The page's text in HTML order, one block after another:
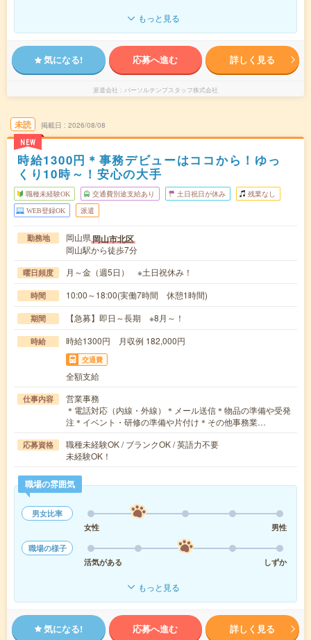
もっと見る
気になる! 応募へ進む 詳しく見る
派遣会社 パーソルテンプスタッフ株式会社
未読
NEW
掲載日 2026/08/08
時給1300円＊事務デビューはココから！ゆっ
くり10時～！安心の大手
職種未経験OK 交通費別途支給あり 土日祝日が休み 残業なし
WEB登録OK 派遣
勤務地 岡山県岡山市北区
岡山駅から徒歩7分
曜日頻度 月～金（週5日） ※土日祝休み！
時間 10:00～18:00(実働7時間 休憩1時間)
期間 【急募】即日～長期 ※8月～！
時給 時給1300円 月収例 182,000円
交通費
全額支給
仕事内容
営業事務
＊電話対応（内線・外線）＊メール送信＊物品の準備や受発
注＊イベント・研修の準備や片付け＊その他事務業…
応募資格
職種未経験OK / ブランクOK / 英語力不要
未経験OK！
職場の雰囲気
男女比率
女性
男性
職場の様子
活気がある
しずか
もっと見る
気になる! 応募へ進む 詳しく見る